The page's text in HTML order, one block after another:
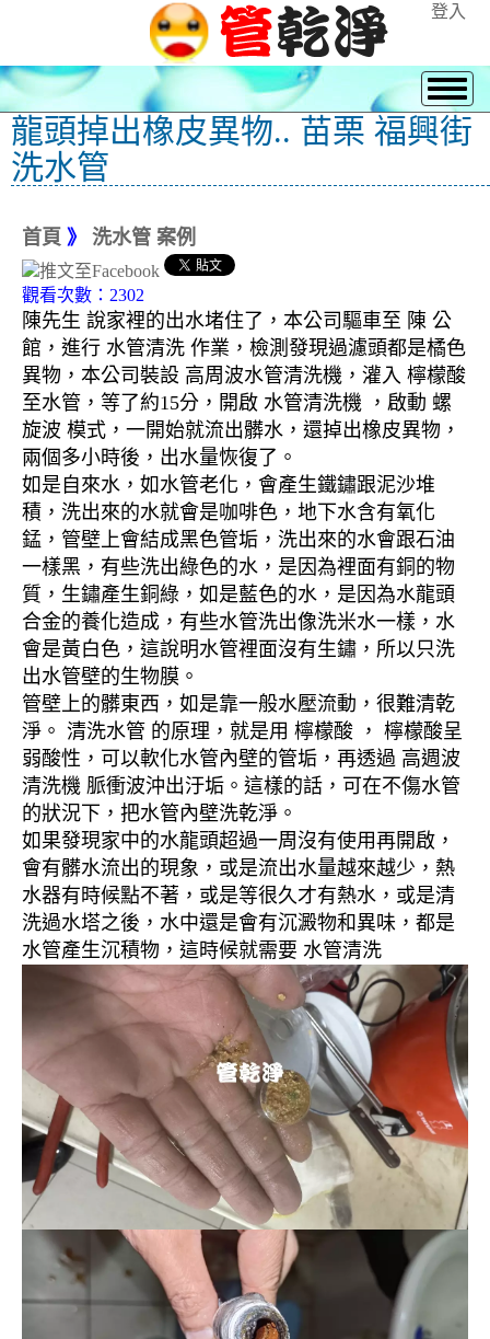
登入
龍頭掉出橡皮異物.. 苗栗 福興街
洗水管
首頁 》 洗水管 案例
觀看次數：2302
陳先生 說家裡的出水堵住了，本公司驅車至 陳 公
館，進行 水管清洗 作業，檢測發現過濾頭都是橘色
異物，本公司裝設 高周波水管清洗機，灌入 檸檬酸
至水管，等了約15分，開啟 水管清洗機 ，啟動 螺
旋波 模式，一開始就流出髒水，還掉出橡皮異物，
兩個多小時後，出水量恢復了。
如是自來水，如水管老化，會產生鐵鏽跟泥沙堆
積，洗出來的水就會是咖啡色，地下水含有氧化
錳，管壁上會結成黑色管垢，洗出來的水會跟石油
一樣黑，有些洗出綠色的水，是因為裡面有銅的物
質，生鏽產生銅綠，如是藍色的水，是因為水龍頭
合金的養化造成，有些水管洗出像洗米水一樣，水
會是黃白色，這說明水管裡面沒有生鏽，所以只洗
出水管壁的生物膜。
管壁上的髒東西，如是靠一般水壓流動，很難清乾
淨。 清洗水管 的原理，就是用 檸檬酸 ， 檸檬酸呈
弱酸性，可以軟化水管內壁的管垢，再透過 高週波
清洗機 脈衝波沖出汙垢。這樣的話，可在不傷水管
的狀況下，把水管內壁洗乾淨。
如果發現家中的水龍頭超過一周沒有使用再開啟，
會有髒水流出的現象，或是流出水量越來越少，熱
水器有時候點不著，或是等很久才有熱水，或是清
洗過水塔之後，水中還是會有沉澱物和異味，都是
水管產生沉積物，這時候就需要 水管清洗